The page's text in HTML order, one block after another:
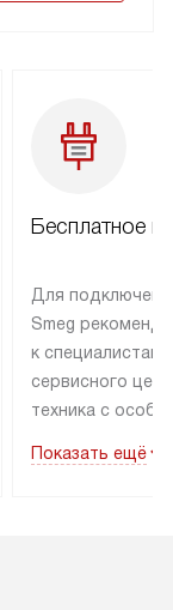
Бесплатное
Для
Smeg
к специалистам
сервисного
техника с
коммуникациям.
Показать ещё